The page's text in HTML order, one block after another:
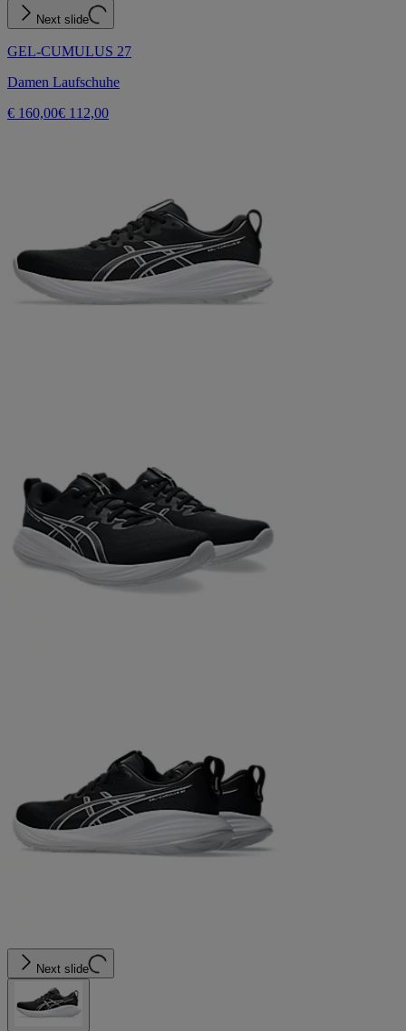
Next slide
GEL-CUMULUS 27
Damen Laufschuhe
€ 160,00€ 112,00
Next slide